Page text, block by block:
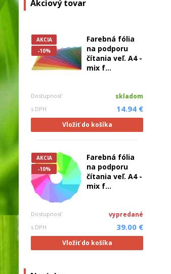
Akciový tovar
AKCIA
-10%
Farebná fólia
na podporu
čítania veľ. A4 -
mix f...
Dostupnosť skladom
s DPH 14.94 €
Vložiť do košíka
AKCIA
-10%
Farebná fólia
na podporu
čítania veľ. A4 -
mix f...
Dostupnosť vypredané
s DPH 39.00 €
Vložiť do košíka